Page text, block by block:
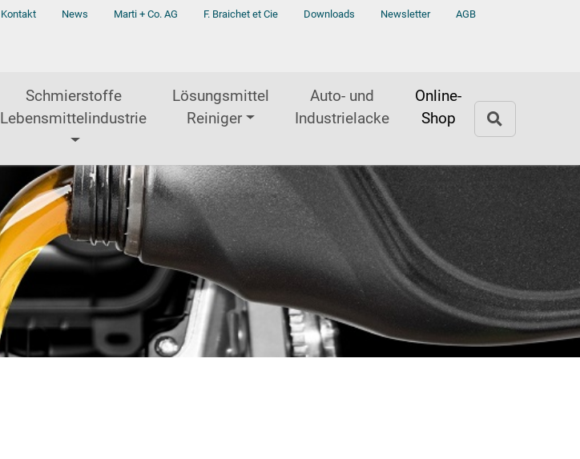
Kontakt News Marti + Co. AG F. Braichet et Cie Downloads Newsletter AGB
Schmierstoffe
Lebensmittelindustrie
Lösungsmittel
Reiniger
Auto- und
Industrielacke
Online-
Shop